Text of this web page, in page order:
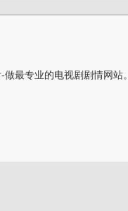
最专业的电视剧剧情网站。